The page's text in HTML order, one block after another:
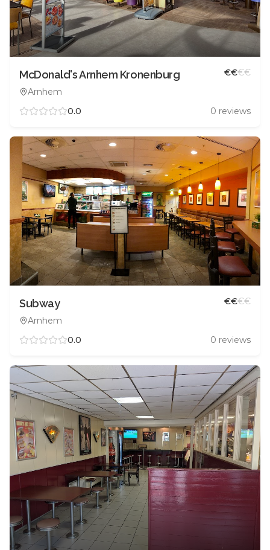
McDonald's Arnhem Kronenburg
Arnhem
€€€€
0.0 0 reviews
Subway
Arnhem
€€€€
0.0 0 reviews